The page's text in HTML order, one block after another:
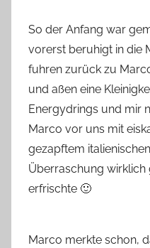
So der Anfang war
vorerst beruhigt in die
fuhren zurück zu
und aßen eine
Energydrings und mir
Marco vor uns mit
gezapftem
Überraschung
erfrischte 🙂
Marco merkte schon,